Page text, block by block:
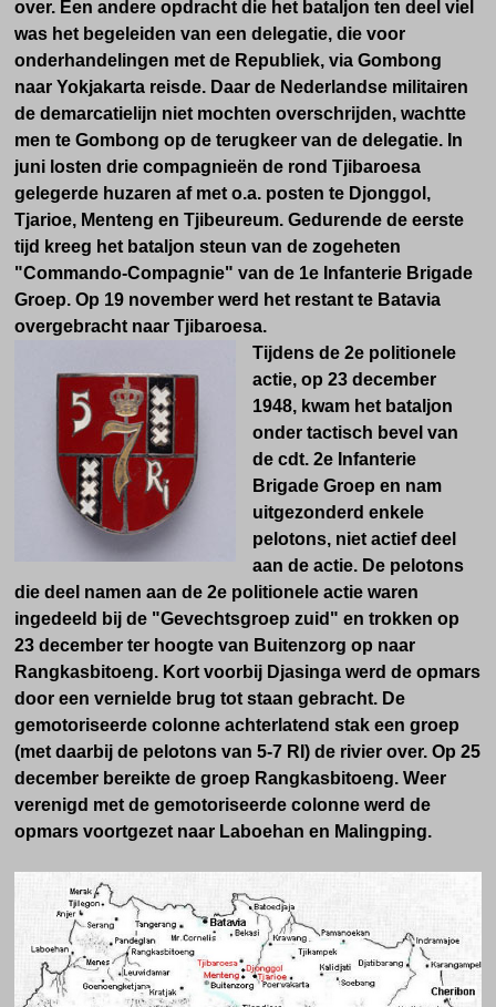
over. Een andere opdracht die het bataljon ten deel viel
was het begeleiden van een delegatie, die voor
onderhandelingen met de Republiek, via Gombong
naar Yokjakarta reisde. Daar de Nederlandse militairen
de demarcatielijn niet mochten overschrijden, wachtte
men te Gombong op de terugkeer van de delegatie. In
juni losten drie compagnieën de rond Tjibaroesa
gelegerde huzaren af met o.a. posten te Djonggol,
Tjarioe, Menteng en Tjibeureum. Gedurende de eerste
tijd kreeg het bataljon steun van de zogeheten
"Commando-Compagnie" van de 1e Infanterie Brigade
Groep. Op 19 november werd het restant te Batavia
overgebracht naar Tjibaroesa.
Tijdens de 2e politionele
actie, op 23 december
1948, kwam het bataljon
onder tactisch bevel van
de cdt. 2e Infanterie
Brigade Groep en nam
uitgezonderd enkele
pelotons, niet actief deel
aan de actie. De pelotons
die deel namen aan de 2e politionele actie waren
ingedeeld bij de "Gevechtsgroep zuid" en trokken op
23 december ter hoogte van Buitenzorg op naar
Rangkasbitoeng. Kort voorbij Djasinga werd de opmars
door een vernielde brug tot staan gebracht. De
gemotoriseerde colonne achterlatend stak een groep
(met daarbij de pelotons van 5-7 RI) de rivier over. Op 25
december bereikte de groep Rangkasbitoeng. Weer
verenigd met de gemotoriseerde colonne werd de
opmars voortgezet naar Laboehan en Malingping.